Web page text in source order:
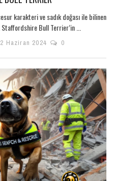
karakteri ve sadık doğası ile bilinen
Bull Terrier’in ...
Haziran 2024 0